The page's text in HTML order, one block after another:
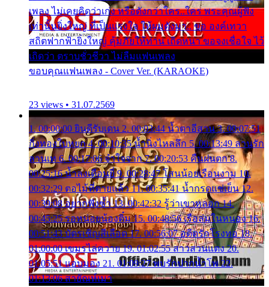
เพลง ไม่เคยคิดว่าเก่ง หรือดังกว่าใคร..ใคร พระคุณผู้ฟัง
เท่านั้นยิ่งใหญ่ ที่เป็นแรงใจ ให้ผมดังมา.. ขอ องค์เทวา
สถิตฟากฟ้ายิ่งใหญ่ คุ้มภัยให้ท่าน เถิดหนา ขอจงเชื่อใจ ไว้
เถิดว่า ตราบชั่วชีวา ไม่ลืมแฟนเพลง
ขอบคุณแฟนเพลง - Cover Ver. (KARAOKE)
23 views • 31.07.2569
1. 00:00:00 ยินดีรับเดน 2. 00:03:44 น้ำตาอีสาน 3. 00:07:51
กิ่งทองใบหยก 4. 00:10:35 น้ำนิ่งไหลลึก 5. 00:13:49 ลานรัก
ลานเท 6. 00:17:06 จำใจจาก 7. 00:20:53 คืนฝนตก 8.
00:25:16 น้ำลงเดือนยี่ 9. 00:28:47 โสนน้อยเรือนงาม 10.
00:32:29 ตอไม้ที่ตายแล้ว 11. 00:35:41 น้ำกรดแช่เย็น 12.
00:39:08 อยากฟังซ้ำ 13. 00:42:32 รู้ว่าเขาหลอก 14.
00:45:25 รอหน่อยน้องติ๋ม 15. 00:48:56 เรือล่มในหนอง 16.
00:51:43 บัตรเชิญสีเลือด 17. 00:56:07 อดีตรักโรงทอ 18.
01:00:00 เขมรไล่ควาย 19. 01:02:55 สาวสวนแตง 20.
01:05:51 แอบมอง 21. 01:09:27 พบรักปากน้ำโพ 22.
01:13:06 สายัณห์เมา